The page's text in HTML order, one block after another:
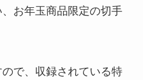
お年玉商品限定の切手
で、収録されている特